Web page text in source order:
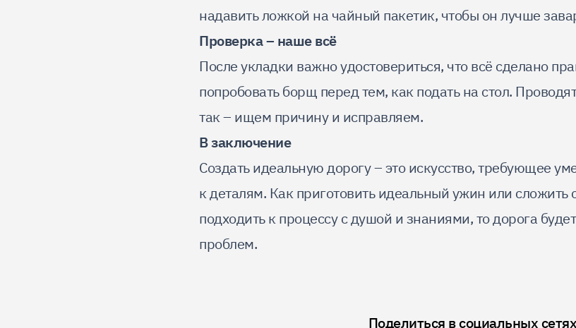
надавить ложкой на чайный пакетик, чтобы он лучше
Проверка – наше всё
После укладки важно удостовериться, что всё сделано
попробовать борщ перед тем, как подать на стол.
так – ищем причину и исправляем.
В заключение
Создать идеальную дорогу – это искусство, требующее
к деталям. Как приготовить идеальный ужин или
подходить к процессу с душой и знаниями, то дорога
проблем.
Поделиться в социальных